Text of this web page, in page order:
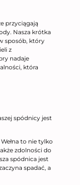
przyciągają
Nasza krótka
sposób, który
z
nadaje
która
spódnicy jest
to nie tylko
zdolności do
spódnica jest
spadać, a